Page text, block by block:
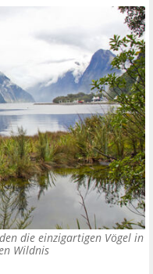
die einzigartigen Vögel in
Wildnis